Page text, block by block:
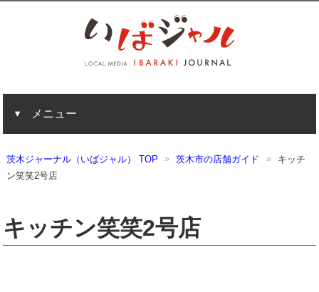
メニュー
茨木ジャーナル（いばジャル） TOP 茨木市の店舗ガイド
キッチ
ン笑笑2号店
キッチン笑笑2号店